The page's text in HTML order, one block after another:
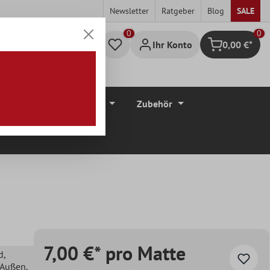
Newsletter Ratgeber Blog SALE
Ihr Konto Warenkorb
0
0,00 €*
Zubehör
,
,
7,00 €* pro Matte